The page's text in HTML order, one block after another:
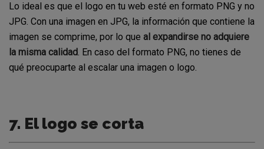
Lo ideal es que el logo en tu web esté en formato PNG y no
JPG. Con una imagen en JPG, la información que contiene la
imagen se comprime, por lo que al expandirse no adquiere
la misma calidad. En caso del formato PNG, no tienes de
qué preocuparte al escalar una imagen o logo.
7. El logo se corta